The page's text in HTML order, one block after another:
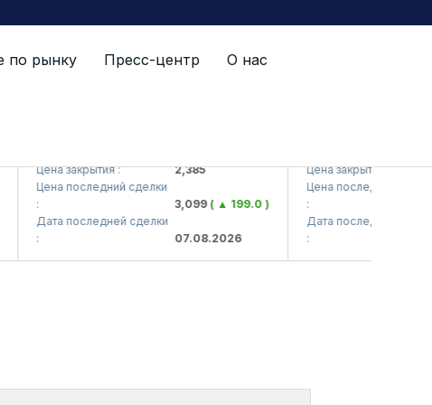
по рынку Пресс-центр О нас
Цена закрытия :
2,385
Цена последний сделки
3,099( ▲ 199.0 )
Дата последней сделки
07.08.2026
Цена закрытия :
Цена последний сделки
Дата последней сделки